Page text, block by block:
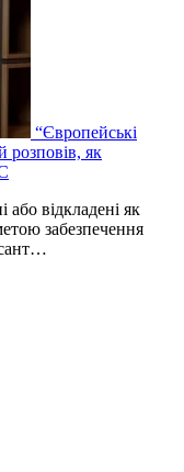
“Європейські
розповів, як
або відкладені як
забезпечення